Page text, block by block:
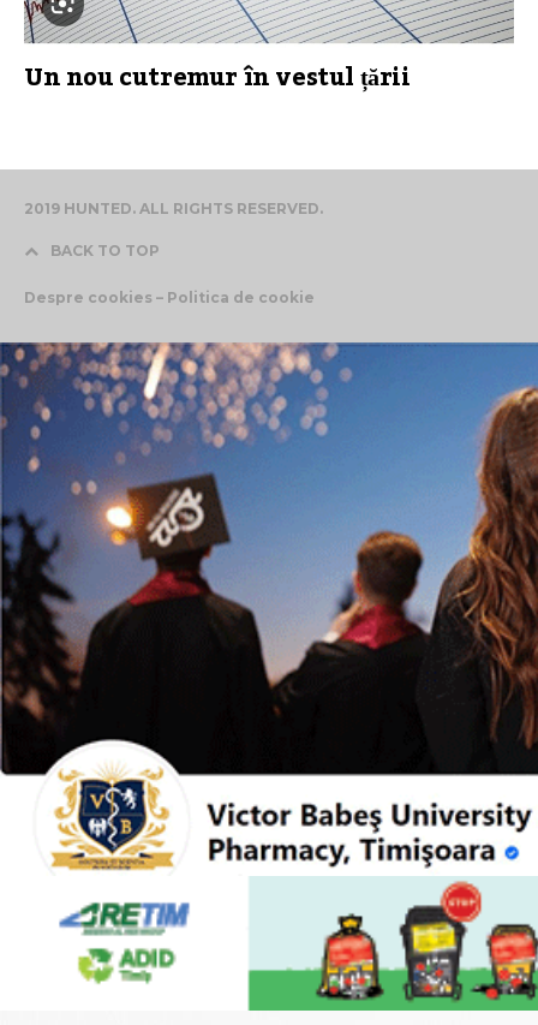
Un nou cutremur în vestul țării
2019 HUNTED. ALL RIGHTS RESERVED.
BACK TO TOP
Despre cookies – Politica de cookie